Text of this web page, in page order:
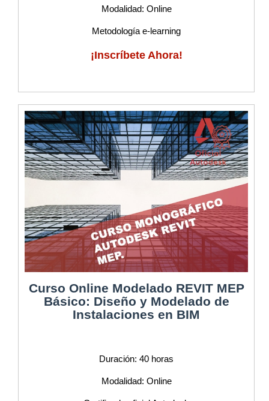
Modalidad: Online
Metodología e-learning
¡Inscríbete Ahora!
Curso Online Modelado REVIT MEP
Básico: Diseño y Modelado de
Instalaciones en BIM
Duración: 40 horas
Modalidad: Online